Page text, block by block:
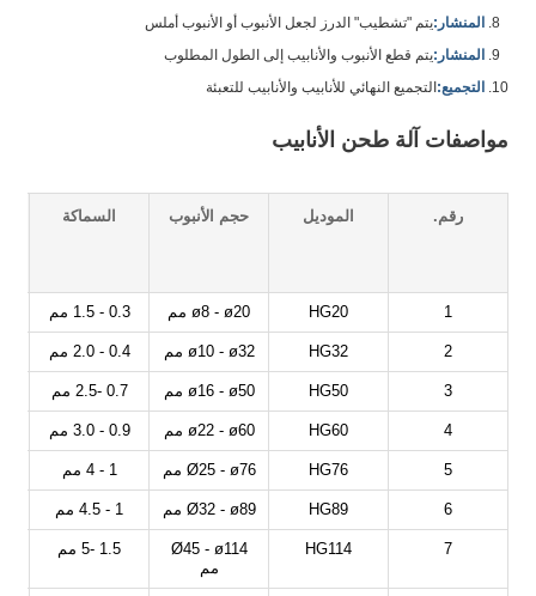
المنشار:يتم "تشطيب" الدرز لجعل الأنبوب أو الأنبوب أملس
المنشار:يتم قطع الأنبوب والأنابيب إلى الطول المطلوب
التجميع:التجميع النهائي للأنابيب والأنابيب للتعبئة
مواصفات آلة طحن الأنابيب
رقم. الموديل حجم الأنبوب السماكة
1
HG20 ø8 - ø20 مم 0.3 - 1.5 مم
2
HG32 ø10 - ø32 مم 0.4 - 2.0 مم
3
HG50 ø16 - ø50 مم 0.7 -2.5 مم
4
HG60 ø22 - ø60 مم 0.9 - 3.0 مم
5
HG76 Ø25 - ø76 مم 1 - 4 مم
6
HG89 Ø32 - ø89 مم 1 - 4.5 مم
7
HG114
Ø45 - ø114
مم
1.5 -5 مم